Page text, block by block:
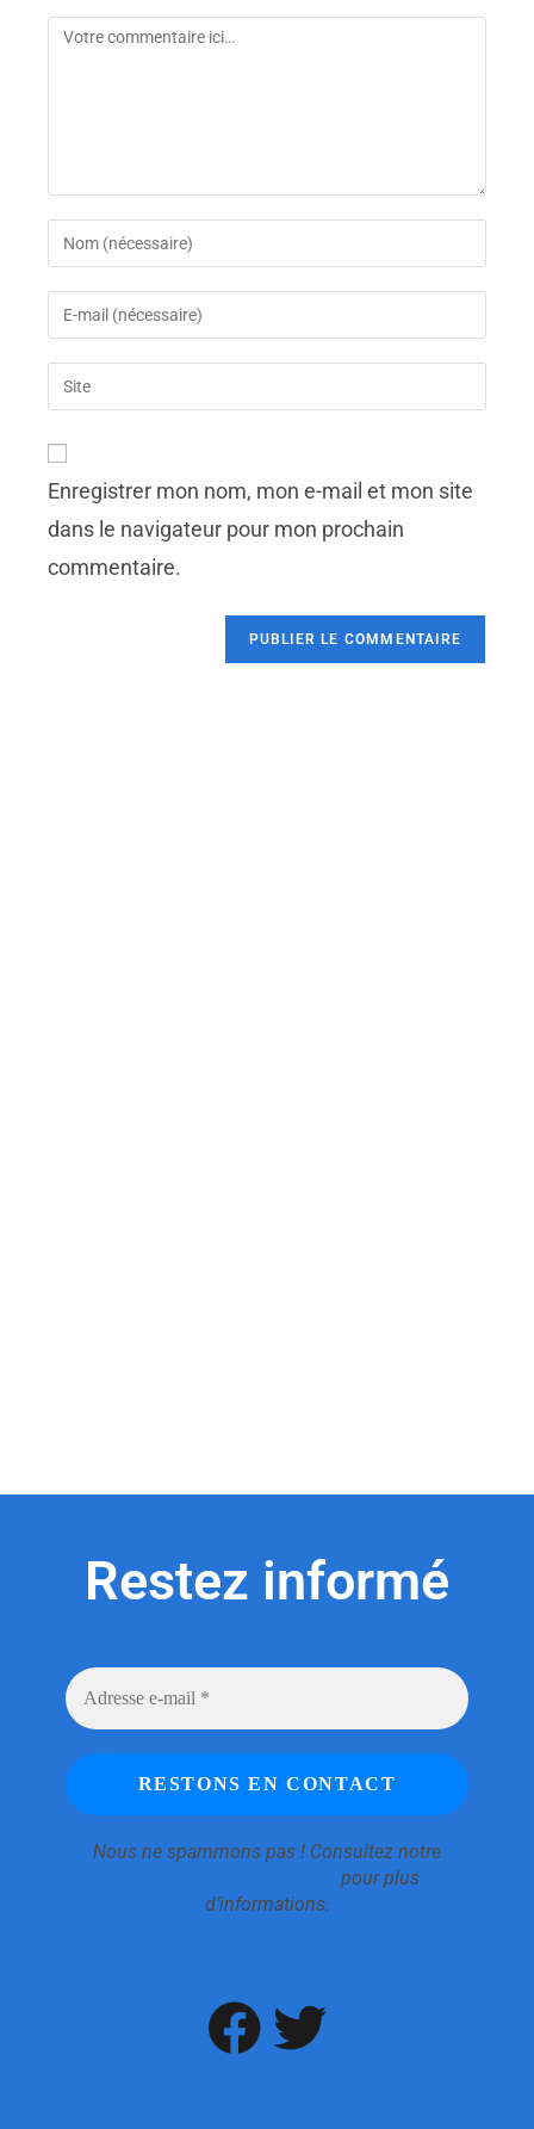
Enregistrer mon nom, mon e-mail et mon site
dans le navigateur pour mon prochain
commentaire.
Restez informé
Nous ne spammons pas ! Consultez notre
pour plus
d’informations.